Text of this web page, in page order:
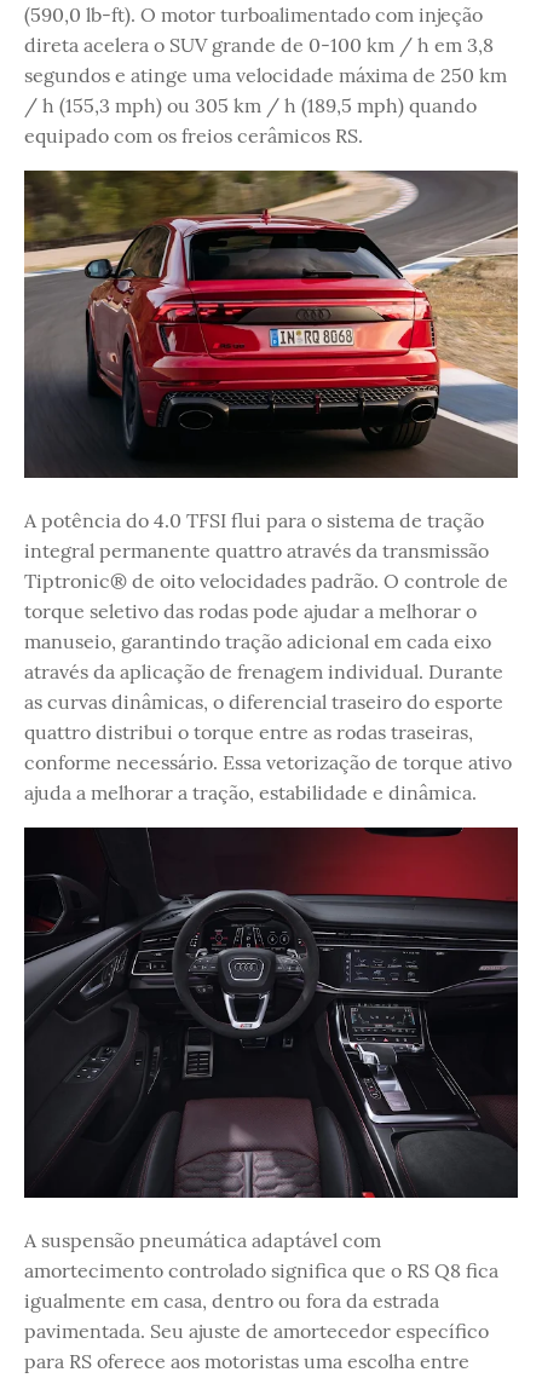
(590,0 lb-ft). O motor turboalimentado com injeção
direta acelera o SUV grande de 0-100 km / h em 3,8
segundos e atinge uma velocidade máxima de 250 km
/ h (155,3 mph) ou 305 km / h (189,5 mph) quando
equipado com os freios cerâmicos RS.
A potência do 4.0 TFSI flui para o sistema de tração
integral permanente quattro através da transmissão
Tiptronic® de oito velocidades padrão. O controle de
torque seletivo das rodas pode ajudar a melhorar o
manuseio, garantindo tração adicional em cada eixo
através da aplicação de frenagem individual. Durante
as curvas dinâmicas, o diferencial traseiro do esporte
quattro distribui o torque entre as rodas traseiras,
conforme necessário. Essa vetorização de torque ativo
ajuda a melhorar a tração, estabilidade e dinâmica.
A suspensão pneumática adaptável com
amortecimento controlado significa que o RS Q8 fica
igualmente em casa, dentro ou fora da estrada
pavimentada. Seu ajuste de amortecedor específico
para RS oferece aos motoristas uma escolha entre